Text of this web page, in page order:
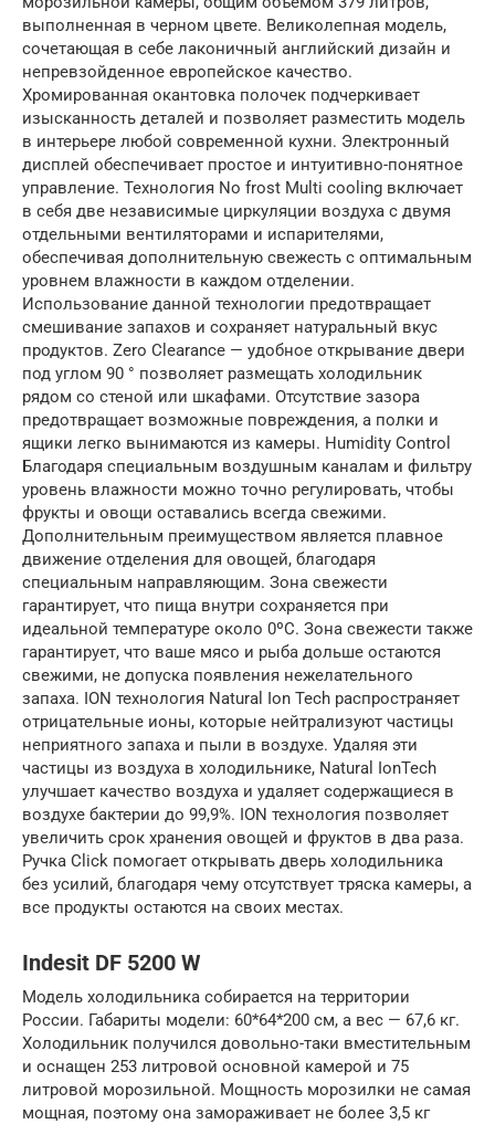
выполненная в черном цвете. Великолепная модель,
сочетающая в себе лаконичный английский дизайн и
непревзойденное европейское качество.
Хромированная окантовка полочек подчеркивает
изысканность деталей и позволяет разместить модель
в интерьере любой современной кухни. Электронный
дисплей обеспечивает простое и интуитивно-понятное
управление. Технология No frost Multi cooling включает
в себя две независимые циркуляции воздуха с двумя
отдельными вентиляторами и испарителями,
обеспечивая дополнительную свежесть с оптимальным
уровнем влажности в каждом отделении.
Использование данной технологии предотвращает
смешивание запахов и сохраняет натуральный вкус
продуктов. Zero Clearance — удобное открывание двери
под углом 90 ° позволяет размещать холодильник
рядом со стеной или шкафами. Отсутствие зазора
предотвращает возможные повреждения, а полки и
ящики легко вынимаются из камеры. Humidity Control
Благодаря специальным воздушным каналам и фильтру
уровень влажности можно точно регулировать, чтобы
фрукты и овощи оставались всегда свежими.
Дополнительным преимуществом является плавное
движение отделения для овощей, благодаря
специальным направляющим. Зона свежести
гарантирует, что пища внутри сохраняется при
идеальной температуре около 0ºC. Зона свежести также
гарантирует, что ваше мясо и рыба дольше остаются
свежими, не допуска появления нежелательного
запаха. ION технология Natural Ion Tech распространяет
отрицательные ионы, которые нейтрализуют частицы
неприятного запаха и пыли в воздухе. Удаляя эти
частицы из воздуха в холодильнике, Natural IonTech
улучшает качество воздуха и удаляет содержащиеся в
воздухе бактерии до 99,9%. ION технология позволяет
увеличить срок хранения овощей и фруктов в два раза.
Ручка Click помогает открывать дверь холодильника
без усилий, благодаря чему отсутствует тряска камеры, а
все продукты остаются на своих местах.
Indesit DF 5200 W
Модель холодильника собирается на территории
России. Габариты модели: 60*64*200 см, а вес — 67,6 кг.
Холодильник получился довольно-таки вместительным
и оснащен 253 литровой основной камерой и 75
литровой морозильной. Мощность морозилки не самая
мощная, поэтому она замораживает не более 3,5 кг